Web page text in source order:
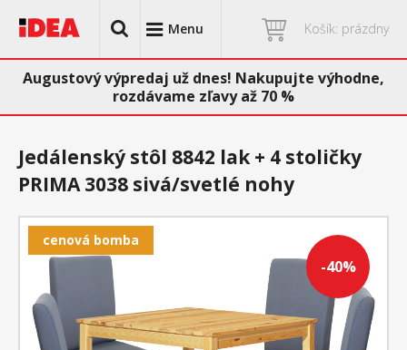
Menu Košík: prázdny
Augustový výpredaj už dnes! Nakupujte výhodne,
rozdávame zľavy až 70 %
-40%
cenová bomba
Jedálenský stôl 8842 lak + 4 stoličky
PRIMA 3038 sivá/svetlé nohy